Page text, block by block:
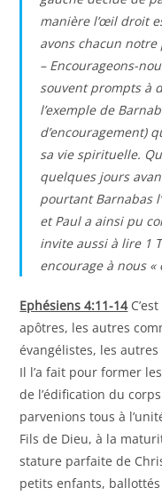
manière l’œil droit
avons chacun notre
– Encourageons-
souvent prompts à
l’exemple de
d’encouragement)
sa vie spirituelle.
quelques jours
pourtant Barnabas
et Paul a ainsi pu
invite aussi à lire 1
encourage à nous
Ephésiens 4:11-14
apôtres, les autres
évangélistes, les
Il l’a fait pour former
de l’édification du
parvenions tous à
Fils de Dieu, à la
stature parfaite de
petits enfants,